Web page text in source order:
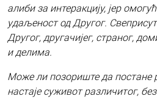
алиби за интеракцију, јер
удаљеност од Другог.
Другог, другачијег, страног,
и делима.
Може ли позориште да постане
настаје суживот различитог,